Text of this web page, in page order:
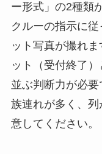
ー形式」の2種類
クルーの指示に
ット写真が撮れ
ット（受付終了
並ぶ判断力が必
族連れが多く、
意してください。